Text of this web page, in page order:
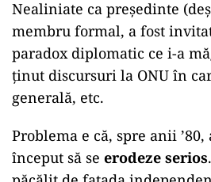
Nealiniate ca președinte
membru formal, a fost
paradox diplomatic ce i-a
ținut discursuri la ONU în
generală, etc.
Problema e că, spre anii
început să se erodeze serios